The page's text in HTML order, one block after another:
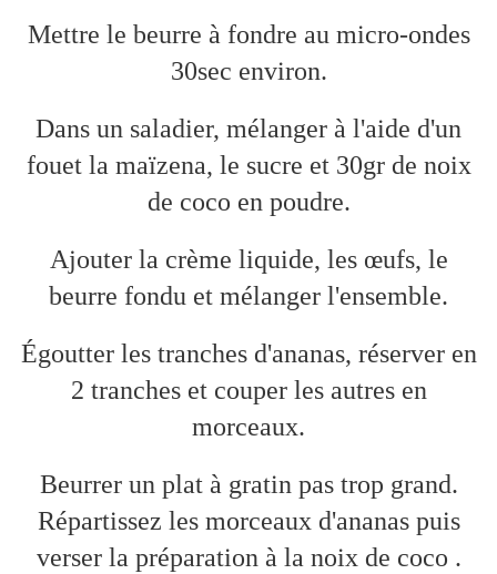
Mettre le beurre à fondre au micro-ondes
30sec environ.
Dans un saladier, mélanger à l'aide d'un
fouet la maïzena, le sucre et 30gr de noix
de coco en poudre.
Ajouter la crème liquide, les œufs, le
beurre fondu et mélanger l'ensemble.
Égoutter les tranches d'ananas, réserver en
2 tranches et couper les autres en
morceaux.
Beurrer un plat à gratin pas trop grand.
Répartissez les morceaux d'ananas puis
verser la préparation à la noix de coco .